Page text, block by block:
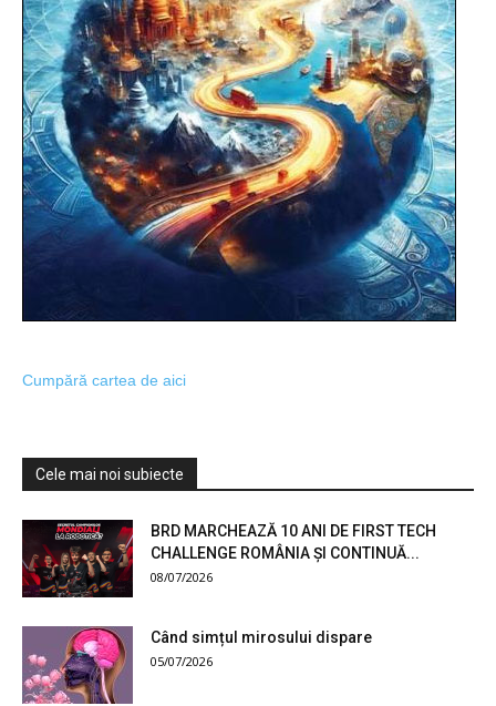
Cumpără cartea de aici
Cele mai noi subiecte
BRD MARCHEAZĂ 10 ANI DE FIRST TECH
CHALLENGE ROMÂNIA ȘI CONTINUĂ...
08/07/2026
Când simțul mirosului dispare
05/07/2026